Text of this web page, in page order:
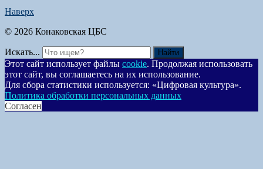
Наверх
© 2026 Конаковская ЦБС
Искать... Найти
Этот сайт использует файлы cookie. Продолжая использовать
этот сайт, вы соглашаетесь на их использование.
Для сбора статистики используется: «Цифровая культура».
Политика обработки персональных данных
Согласен